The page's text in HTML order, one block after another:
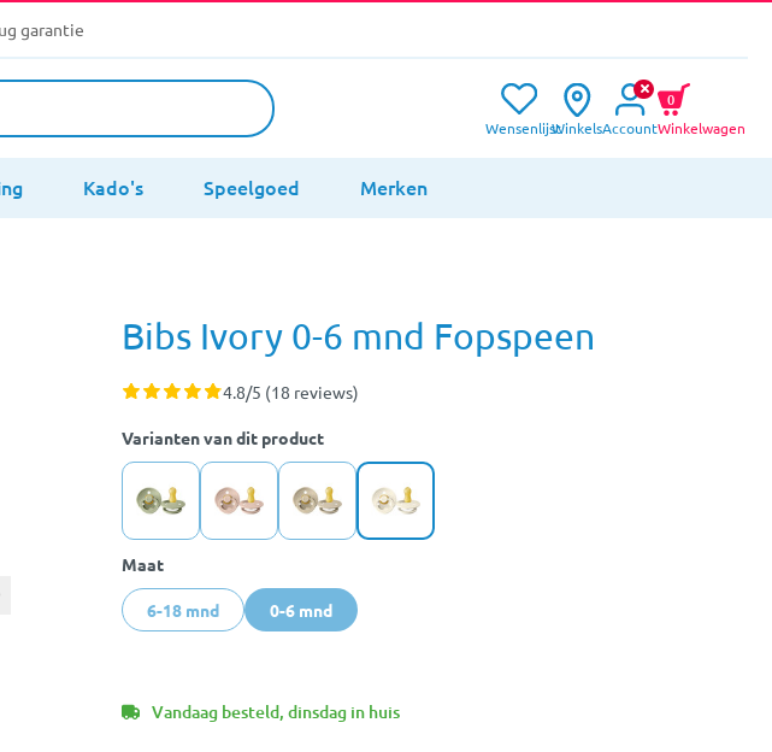
garantie
WensenlijstWinkelsAccountWinkelwagen
0
Kado's Speelgoed Merken
Bibs Ivory 0-6 mnd Fopspeen
4.8/5 (18 reviews)
Varianten van dit product
Maat
6-18 mnd 0-6 mnd
Vandaag besteld, dinsdag in huis